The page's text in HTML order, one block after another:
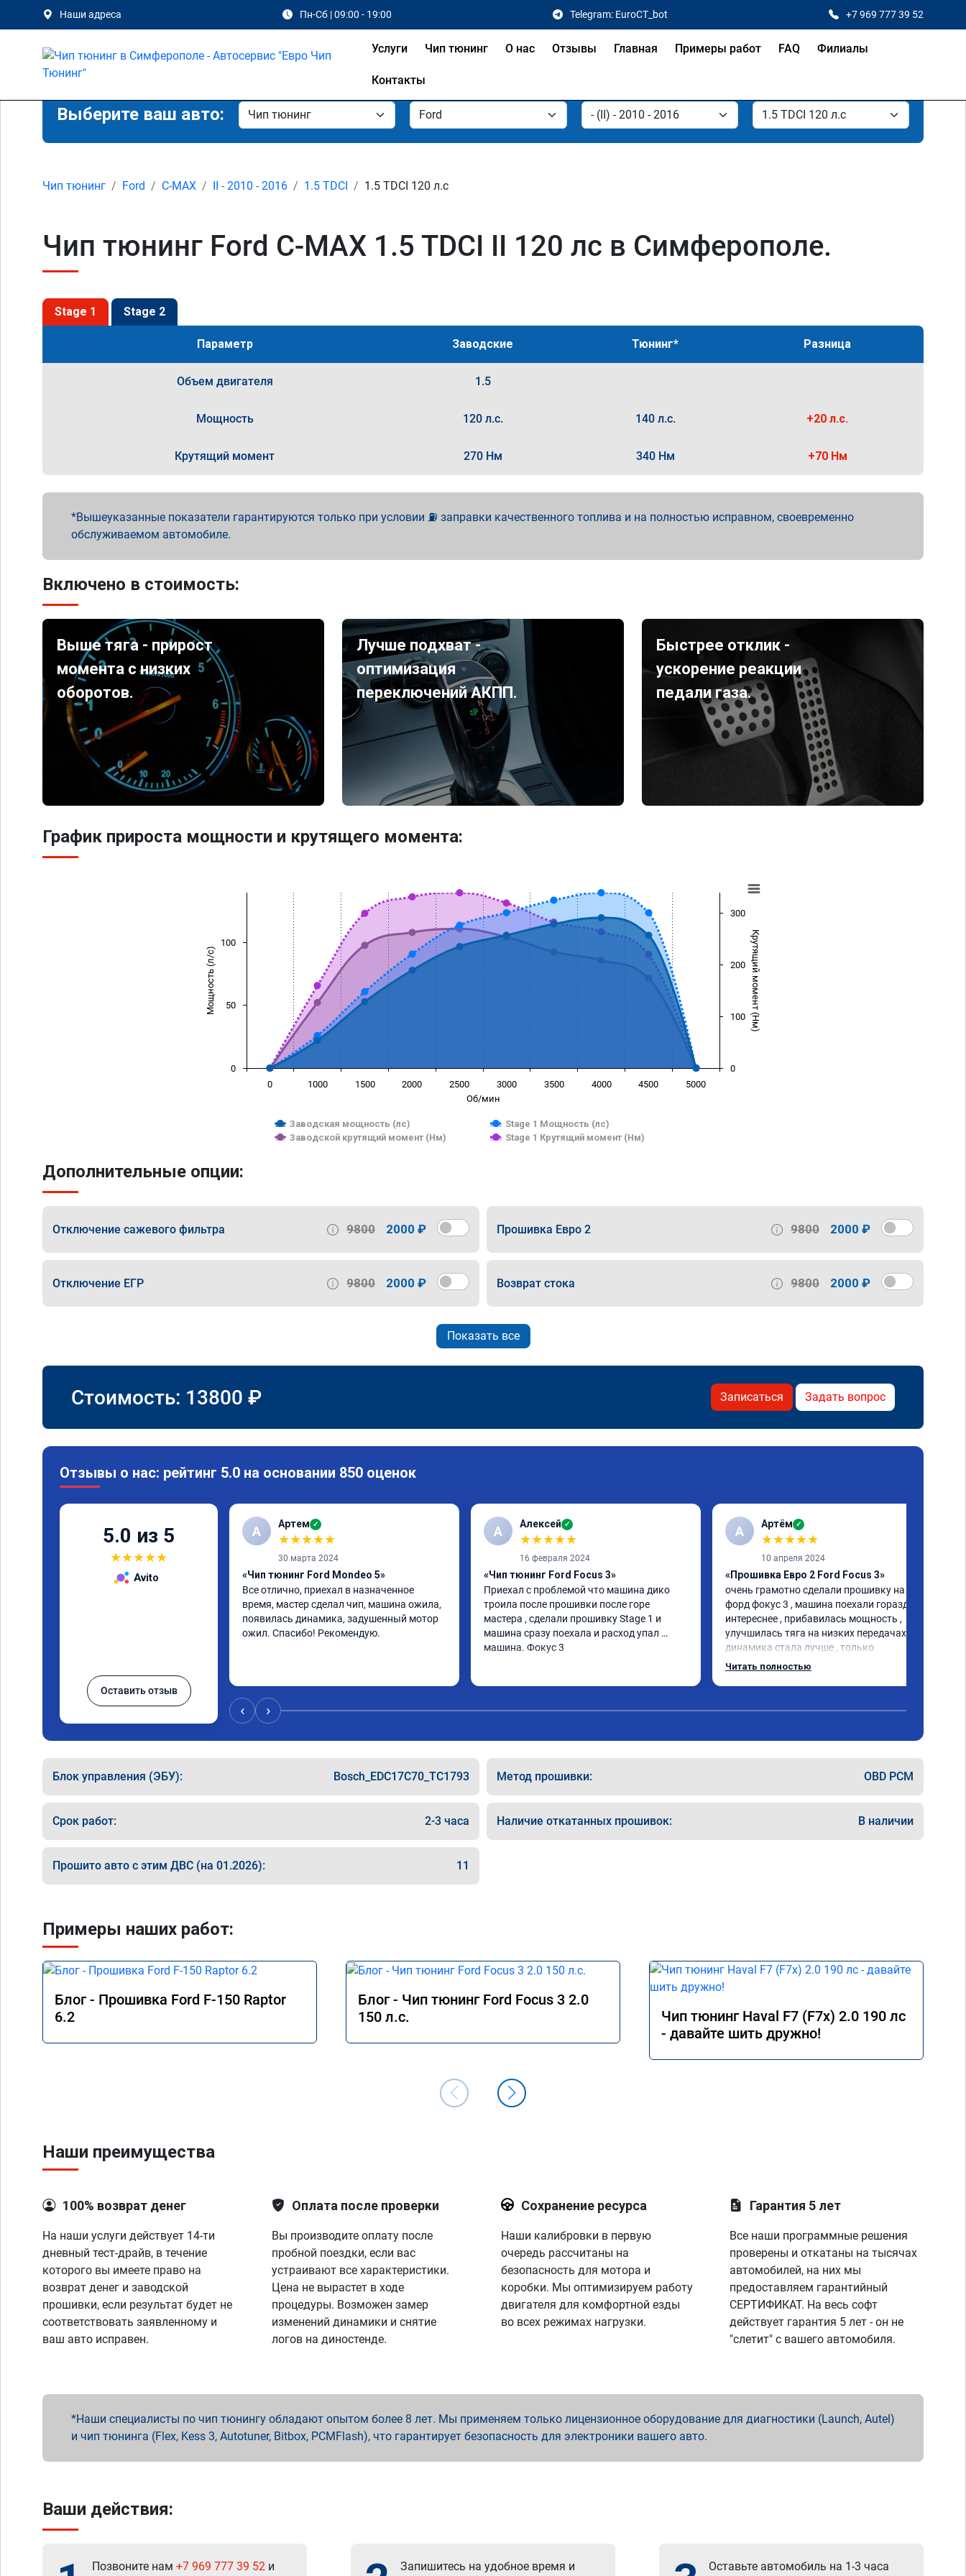
Наши адреса Пн-Сб | 09:00 - 19:00 Telegram: EuroCT_bot +7 969 777 39 52
Услуги Чип тюнинг О нас Отзывы Главная Примеры работ FAQ Филиалы
Контакты
Выберите ваш авто:
Чип тюнинг Ford C-MAX II - 2010 - 2016 1.5 TDCI 1.5 TDCI 120 л.с
Чип тюнинг Ford C-MAX 1.5 TDCI II 120 лс в Симферополе.
Stage 1 Stage 2
Параметр Заводские Тюнинг* Разница
Объем двигателя 1.5
Мощность 120 л.с. 140 л.с. +20 л.с.
Крутящий момент 270 Нм 340 Нм +70 Нм
Вышеуказанные показатели гарантируются только при условии ⛽ заправки качественного топлива и на полностью исправном, своевременно
обслуживаемом автомобиле.
Включено в стоимость:
Выше тяга - прирост
момента с низких
оборотов.
Лучше подхват -
оптимизация
переключений АКПП.
Быстрее отклик -
ускорение реакции
педали газа.
График прироста мощности и крутящего момента:
Об/мин
Мощность (л/с) Крутящий момент (Нм)
Заводская мощность (лс)
Stage 1 Мощность (лс)
Заводской крутящий момент (Нм)
Stage 1 Крутящий момент (Нм)
0 1000 1500 2000 2500 3000 3500 4000 4500 5000
0
50
100
0
100
200
300
Дополнительные опции:
Отключение сажевого фильтра 9800 2000 ₽ Прошивка Евро 2 9800 2000 ₽
Отключение ЕГР 9800 2000 ₽ Возврат стока 9800 2000 ₽
Показать все
Стоимость: 13800 ₽ Записаться Задать вопрос
Отзывы о нас: рейтинг 5.0 на основании 850 оценок
5.0 из 5
★★★★★
Avito
Оставить отзыв
А Артем ✓
★★★★★
30 марта 2024
«Чип тюнинг Ford Mondeo 5»
Все отлично, приехал в назначенное
время, мастер сделал чип, машина ожила,
появилась динамика, задушенный мотор
ожил. Спасибо! Рекомендую.
А Алексей ✓
★★★★★
16 февраля 2024
«Чип тюнинг Ford Focus 3»
Приехал с проблемой что машина дико
троила после прошивки после горе
мастера , сделали прошивку Stage 1 и
машина сразу поехала и расход упал
машина. Фокус 3
А Артём ✓
★★★★★
10 апреля 2024
«Прошивка Евро 2 Ford Focus 3»
очень грамотно сделали прошивку на
форд фокус 3 , машина поехали гораздо
интереснее , прибавилась мощность ,
улучшилась тяга на низких передачах ,
динамика стала лучше , только
позитивные эмоции , цена
Читать полностью
‹ ›
Блок управления (ЭБУ): Bosch_EDC17C70_TC1793 Метод прошивки: OBD PCM
Срок работ: 2-3 часа Наличие откатанных прошивок: В наличии
Прошито авто с этим ДВС (на 01.2026): 11
Примеры наших работ:
Блог - Прошивка Ford F-150 Raptor
6.2
Блог - Чип тюнинг Ford Focus 3 2.0
150 л.с.
Чип тюнинг Haval F7 (F7x) 2.0 190 лс
- давайте шить дружно!
Наши преимущества
100% возврат денег
На наши услуги действует 14-ти
дневный тест-драйв, в течение
которого вы имеете право на
возврат денег и заводской
прошивки, если результат будет не
соответствовать заявленному и
ваш авто исправен.
Оплата после проверки
Вы производите оплату после
пробной поездки, если вас
устраивают все характеристики.
Цена не вырастет в ходе
процедуры. Возможен замер
изменений динамики и снятие
логов на диностенде.
Сохранение ресурса
Наши калибровки в первую
очередь рассчитаны на
безопасность для мотора и
коробки. Мы оптимизируем работу
двигателя для комфортной езды
во всех режимах нагрузки.
Гарантия 5 лет
Все наши программные решения
проверены и откатаны на тысячах
автомобилей, на них мы
предоставляем гарантийный
СЕРТИФИКАТ. На весь софт
действует гарантия 5 лет - он не
"слетит" с вашего автомобиля.
Наши специалисты по чип тюнингу обладают опытом более 8 лет. Мы применяем только лицензионное оборудование для диагностики (Launch, Autel)
и чип тюнинга (Flex, Kess 3, Autotuner, Bitbox, PCMFlash), что гарантирует безопасность для электроники вашего авто.
Ваши действия:
Позвоните нам +7 969 777 39 52 и Запишитесь на удобное время и Оставьте автомобиль на 1-3 часа